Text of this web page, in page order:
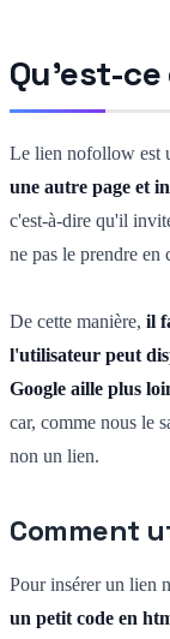
Qu'est-
Le lien nofollow est
une autre page et
c'est-à-dire qu'il
ne pas le prendre en
De cette manière, il
l'utilisateur peut
Google aille plus
car, comme nous le
non un lien.
Comment
Pour insérer un lien
un petit code en